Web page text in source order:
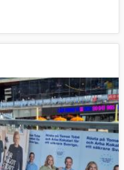
S-
PES
M-
valmanifest
EPP
SD-
valmanifest
ECR
MP-
valmanifest
Europeiska
gröna